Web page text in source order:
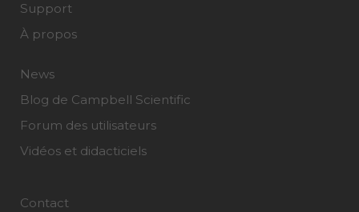
Support
À propos
News
Blog de Campbell Scientific
Forum des utilisateurs
Vidéos et didacticiels
Contact